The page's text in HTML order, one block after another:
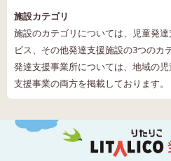
施設カテゴリ
施設のカテゴリについては、児童発
ビス、その他発達支援施設の3つのカ
発達支援事業所については、地域の
支援事業の両方を掲載しております。